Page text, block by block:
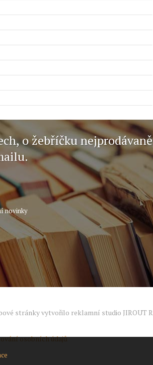
o žebříčku
novinky
stránky vytvořilo reklamní studio JIROUT
osobních údajů